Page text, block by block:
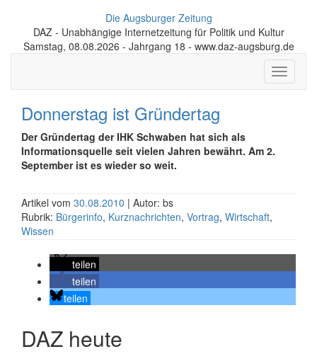
Die Augsburger Zeitung
DAZ - Unabhängige Internetzeitung für Politik und Kultur
Samstag, 08.08.2026 - Jahrgang 18 - www.daz-augsburg.de
Toggle
Donnerstag ist Gründertag
Der Gründertag der IHK Schwaben hat sich als
Informationsquelle seit vielen Jahren bewährt. Am 2.
September ist es wieder so weit.
Artikel vom 30.08.2010 | Autor: bs
Rubrik: Bürgerinfo, Kurznachrichten, Vortrag, Wirtschaft,
Wissen
teilen
teilen
teilen
DAZ heute